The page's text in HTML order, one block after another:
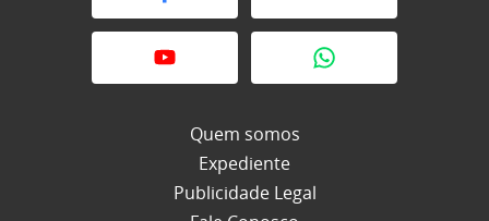
Quem somos
Expediente
Publicidade Legal